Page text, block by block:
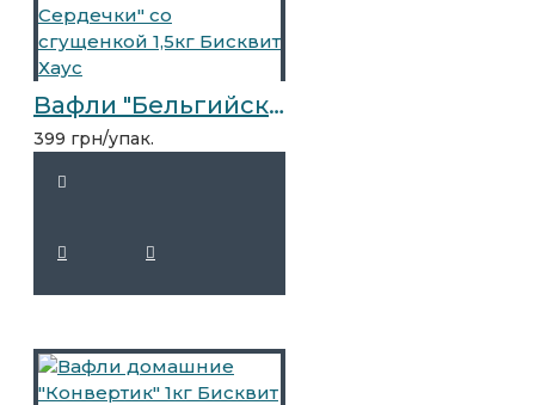
Вафли "Бельгийские Сердечки" со сгущенкой 1,5кг Бисквит Хаус
399 грн/упак.